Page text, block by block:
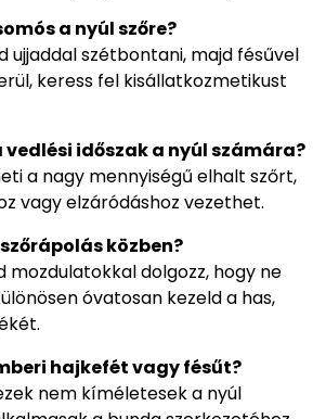
a nyúl szőre?
ujjaddal szétbontani, majd fésűvel
keress fel kisállatkozmetikust
vedlési időszak a nyúl számára?
a nagy mennyiségű elhalt szőrt,
vagy elzáródáshoz vezethet.
közben?
mozdulatokkal dolgozz, hogy ne
óvatosan kezeld a has,
hajkefét vagy fésűt?
nem kíméletesek a nyúl